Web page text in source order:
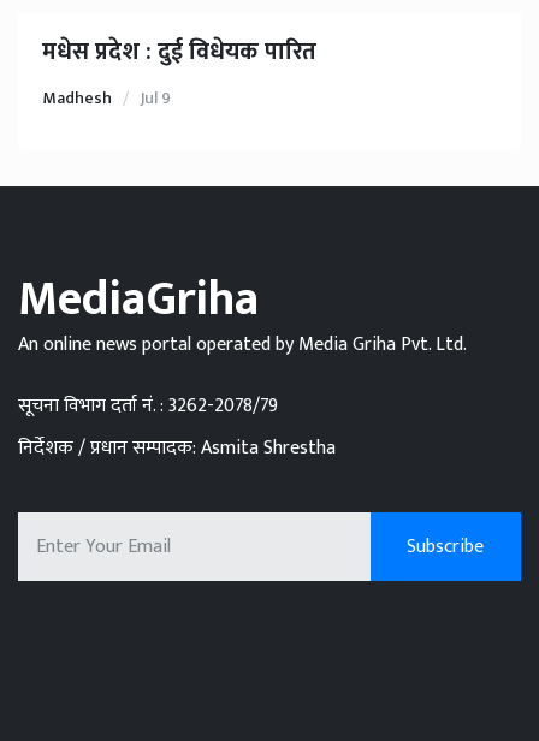
मधेस प्रदेश : दुई विधेयक पारित
Madhesh Jul 9
MediaGriha
An online news portal operated by Media Griha Pvt. Ltd.
सूचना विभाग दर्ता नं. : 3262-2078/79
निर्देशक / प्रधान सम्पादक: Asmita Shrestha